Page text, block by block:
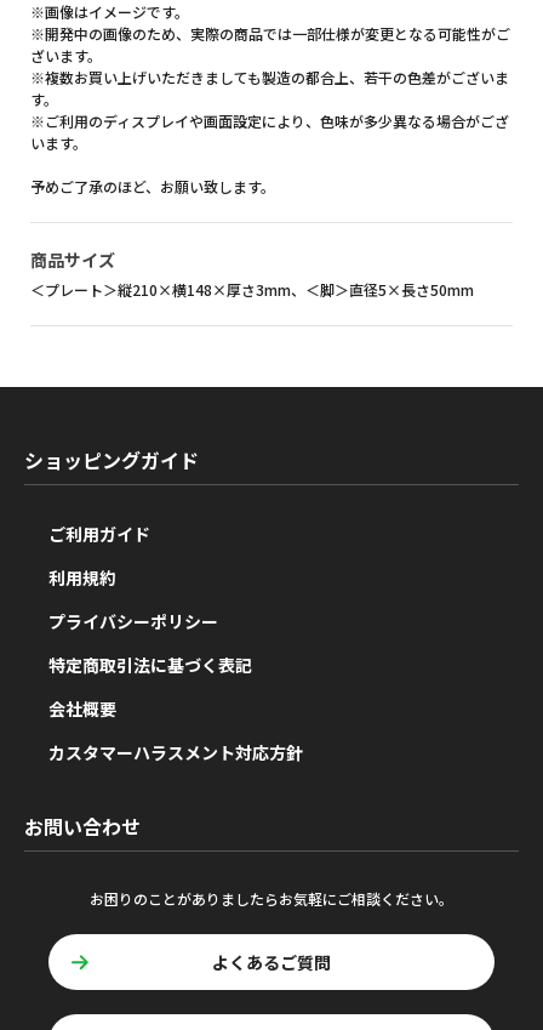
※画像はイメージです。
※開発中の画像のため、実際の商品では一部仕様が変更となる可能性がご
ざいます。
※複数お買い上げいただきましても製造の都合上、若干の色差がございま
す。
※ご利用のディスプレイや画面設定により、色味が多少異なる場合がござ
います。
予めご了承のほど、お願い致します。
商品サイズ
＜プレート＞縦210×横148×厚さ3mm、＜脚＞直径5×長さ50mm
ショッピングガイド
ご利用ガイド
利用規約
プライバシーポリシー
特定商取引法に基づく表記
会社概要
カスタマーハラスメント対応方針
お問い合わせ
お困りのことがありましたらお気軽にご相談ください。
よくあるご質問